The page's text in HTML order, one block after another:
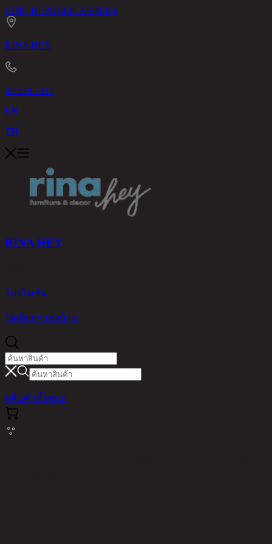
CHIC REPUBLICASHLEY
RINA HEY
02-514-7111
EN
TH
RINA HEY
โปรโมชัน
ไอเดียตกแต่งบ้าน
ดูสินค้าทั้งหมด